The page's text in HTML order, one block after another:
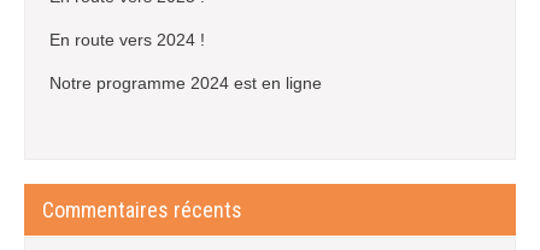
En route vers 2024 !
Notre programme 2024 est en ligne
Commentaires récents